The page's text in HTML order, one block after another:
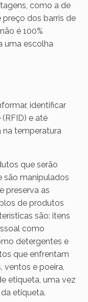
como a de
preço dos barris de
é 100%
uma escolha
identificar
e até
na temperatura
que serão
são manipulados
preserva as
de produtos
são: itens
como
detergentes e
que enfrentam
ventos e poeira,
etiqueta, uma vez
etiqueta.